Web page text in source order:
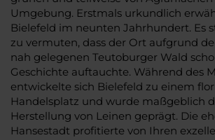
Umgebung. Erstmals urkundlich
Bielefeld im neunten Jahrhundert. Es
zu vermuten, dass der Ort aufgrund
nah gelegenen Teutoburger Wald
Geschichte auftauchte. Während des
entwickelte sich Bielefeld zu einem
Handelsplatz und wurde maßgeblich
Herstellung von Leinen geprägt. Die
Hansestadt profitierte von Ihren